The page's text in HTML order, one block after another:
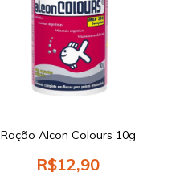
Ração Alcon Colours 10g
R$12,90